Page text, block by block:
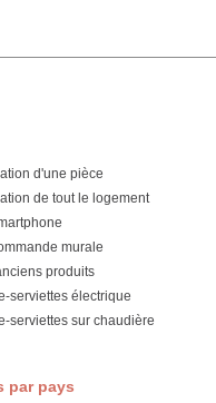
d'une pièce
de tout le logement
murale
produits
serviettes électrique
serviettes sur chaudière
par pays